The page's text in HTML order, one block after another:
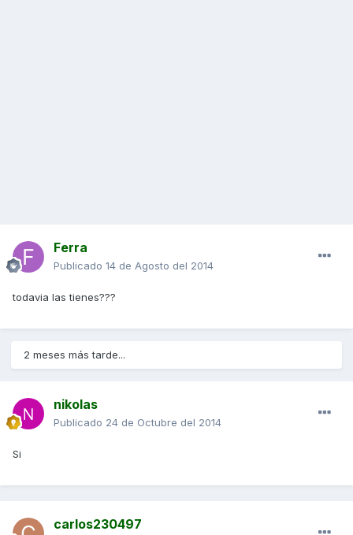
Ferra
Publicado 14 de Agosto del 2014
todavia las tienes???
2 meses más tarde...
nikolas
Publicado 24 de Octubre del 2014
Si
carlos230497